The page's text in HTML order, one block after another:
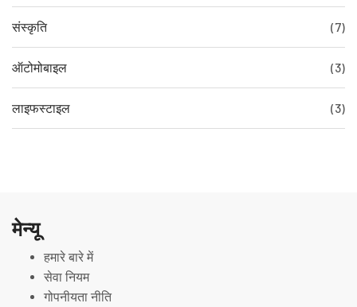
संस्कृति (7)
ऑटोमोबाइल (3)
लाइफस्टाइल (3)
मेन्यू
हमारे बारे में
सेवा नियम
गोपनीयता नीति